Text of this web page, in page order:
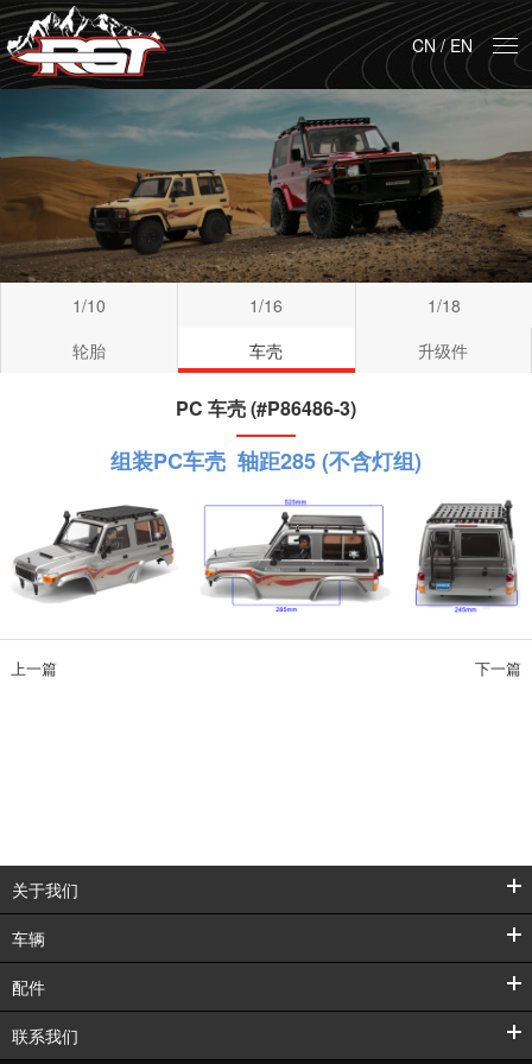
CN/EN
1/10 1/16
1/18
轮胎
车壳 升级件
PC 车壳 (#P86486-3)
组装PC车壳 轴距285 (不含灯组)
上一篇 下一篇
关于我们
车辆
配件
联系我们